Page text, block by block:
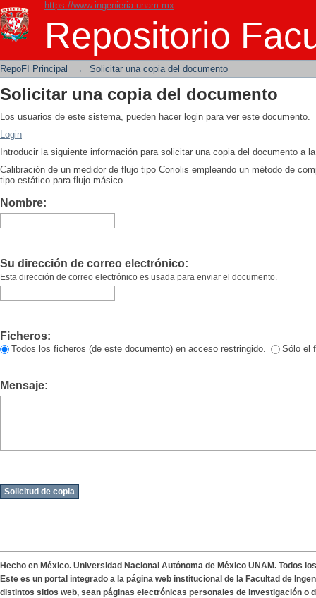
https://www.ingenieria.unam.mx
Repositorio
Solicitar una copia del documento
RepoFI Principal → Solicitar una copia del documento
Solicitar una copia del documento
Los usuarios de este sistema, pueden hacer login para ver este documento.
Login
Introducir la siguiente información para solicitar una copia del documento a
Calibración de un medidor de flujo tipo Coriolis empleando un método de
tipo estático para flujo másico
Nombre:
Su dirección de correo electrónico:
Esta dirección de correo electrónico es usada para enviar el documento.
Ficheros:
Todos los ficheros (de este documento) en acceso restringido. Sólo el
Mensaje:
Hecho en México. Universidad Nacional Autónoma de México UNAM. Todos
Este es un portal integrado a la página web institucional de la Facultad de
distintos sitios web, sean páginas electrónicas personales de investigación o